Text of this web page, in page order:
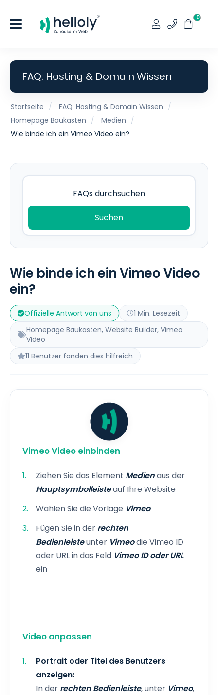
0
FAQ: Hosting & Domain Wissen
Startseite
FAQ: Hosting & Domain Wissen
Homepage Baukasten
Medien
Wie binde ich ein Vimeo Video ein?
Suchen
Wie binde ich ein Vimeo Video
ein?
Offizielle Antwort von uns
1 Min. Lesezeit
Homepage Baukasten, Website Builder, Vimeo
Video
11 Benutzer fanden dies hilfreich
Vimeo Video einbinden
Ziehen Sie das Element Medienaus der
Hauptsymbolleisteauf Ihre Website
Wählen Sie die Vorlage Vimeo
Fügen Sie in der rechten
Bedienleisteunter Vimeodie Vimeo ID
oder URL in das Feld Vimeo ID oder URL
ein
Video anpassen
Portrait oder Titel des Benutzers
anzeigen:
In der rechten Bedienleiste, unter Vimeo,